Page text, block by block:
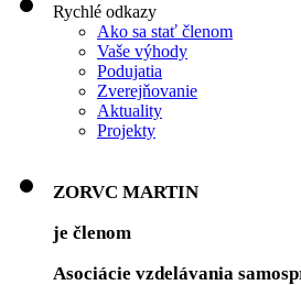
Rychlé odkazy
Ako sa stať členom
Vaše výhody
Podujatia
Zverejňovanie
Aktuality
Projekty
ZORVC MARTIN
je členom
Asociácie vzdelávania